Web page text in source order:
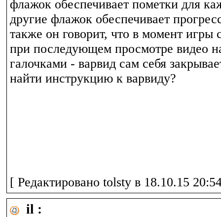
флажок обеспечивает пометки для
другие флажок обеспечивает
также он говорит, что в момент игры
при последующем просмотре видео
галочками - варвид сам себя
найти инструкцию к варвиду?
[ Редактировано tolsty в 18.10.15
il :